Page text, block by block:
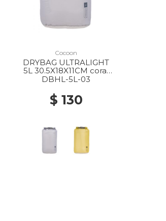
Cocoon
DRYBAG ULTRALIGHT
5L 30.5X18X11CM coral
grey
DBHL-5L-03
$ 130